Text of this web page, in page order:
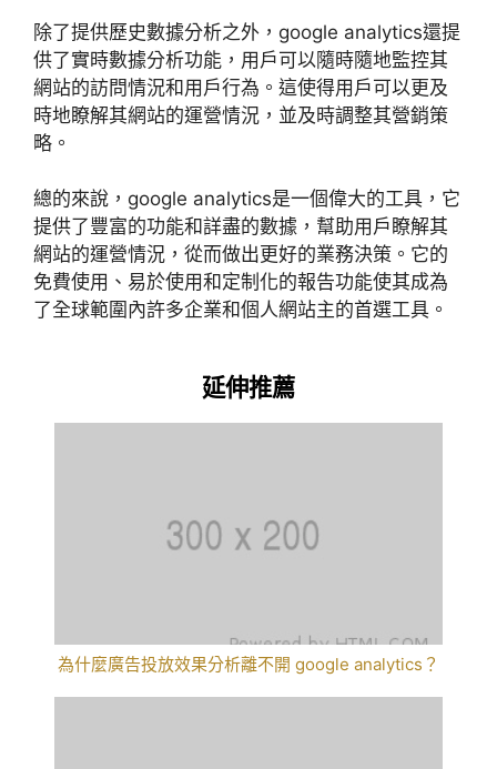
除了提供歷史數據分析之外， google analytics還提
供了實時數據分析功能，用戶可以隨時隨地監控其
網站的訪問情況和用戶行為。這使得用戶可以更及
時地瞭解其網站的運營情況，並及時調整其營銷策
略。
總的來說， google analytics是一個偉大的工具，它
提供了豐富的功能和詳盡的數據，幫助用戶瞭解其
網站的運營情況，從而做出更好的業務決策。它的
免費使用、易於使用和定制化的報告功能使其成為
了全球範圍內許多企業和個人網站主的首選工具。
延伸推薦
為什麼廣告投放效果分析離不開 google analytics？